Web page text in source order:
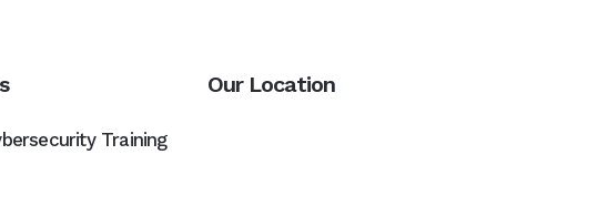
Training
Our Location